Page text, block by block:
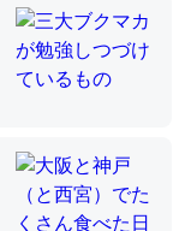
虫はなぜ海にいな
覗いてる。ぼ
Googleマップで